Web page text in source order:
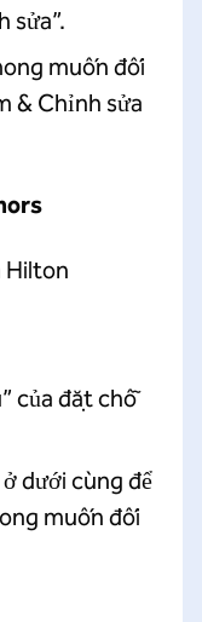
sửa”.
muốn đối
& Chỉnh sửa
Hilton
của đặt chỗ
dưới cùng để
muốn đối